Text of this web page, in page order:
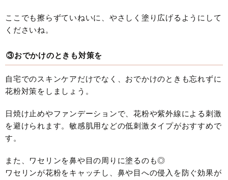
ここでも擦らずていねいに、やさしく塗り広げるようにして
くださいね。
③おでかけのときも対策を
自宅でのスキンケアだけでなく、おでかけのときも忘れずに
花粉対策をしましょう。
日焼け止めやファンデーションで、花粉や紫外線による刺激
を避けられます。敏感肌用などの低刺激タイプがおすすめで
す。
また、ワセリンを鼻や目の周りに塗るのも◎
ワセリンが花粉をキャッチし、鼻や目への侵入を防ぐ効果が